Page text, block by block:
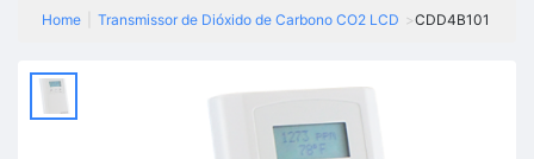
Home Transmissor de Dióxido de Carbono CO2 LCD >CDD4B101